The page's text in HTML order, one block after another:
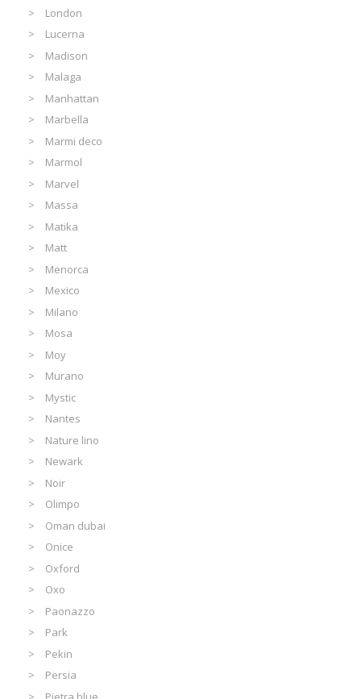
London
Lucerna
Madison
Malaga
Manhattan
Marbella
Marmi deco
Marmol
Marvel
Massa
Matika
Matt
Menorca
Mexico
Milano
Mosa
Moy
Murano
Mystic
Nantes
Nature lino
Newark
Noir
Olimpo
Oman dubai
Onice
Oxford
Oxo
Paonazzo
Park
Pekin
Persia